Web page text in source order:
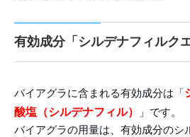
有効成分「シルデナフィルク
バイアグラに含まれる有効成分は「
酸塩（シルデナフィル）
」です。
バイアグラの用量は、有効成分のシ